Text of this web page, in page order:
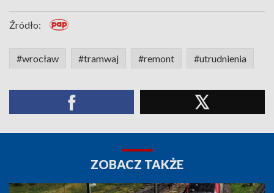
Źródło:
#wrocław #tramwaj #remont #utrudnienia
ZOBACZ TAKŻE